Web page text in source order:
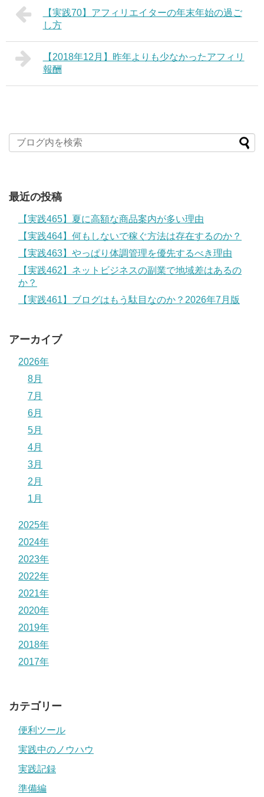
【実践70】アフィリエイターの年末年始の過ご
し方
【2018年12月】昨年よりも少なかったアフィリ
報酬
最近の投稿
【実践465】夏に高額な商品案内が多い理由
【実践464】何もしないで稼ぐ方法は存在するのか？
【実践463】やっぱり体調管理を優先するべき理由
【実践462】ネットビジネスの副業で地域差はあるの
か？
【実践461】ブログはもう駄目なのか？2026年7月版
アーカイブ
2026年
8月
7月
6月
5月
4月
3月
2月
1月
2025年
2024年
2023年
2022年
2021年
2020年
2019年
2018年
2017年
カテゴリー
便利ツール
実践中のノウハウ
実践記録
準備編